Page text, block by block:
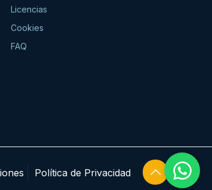
Licencias
Cookies
FAQ
Política de Privacidad